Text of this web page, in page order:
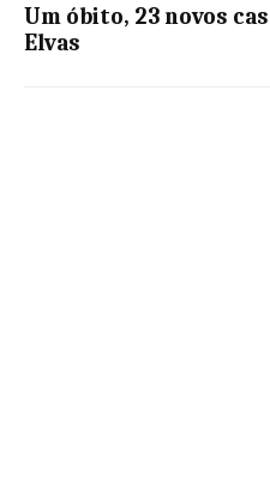
Um óbito, 23 novos
Elvas